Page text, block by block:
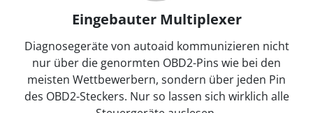
Eingebauter Multiplexer
Diagnosegeräte von autoaid kommunizieren nicht
nur über die genormten OBD2-Pins wie bei den
meisten Wettbewerbern, sondern über jeden Pin
des OBD2-Steckers. Nur so lassen sich wirklich alle